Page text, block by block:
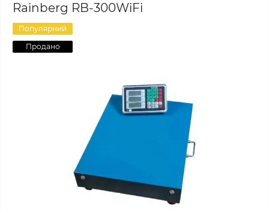
Rainberg RB-300WiFi
Популярний
Продано